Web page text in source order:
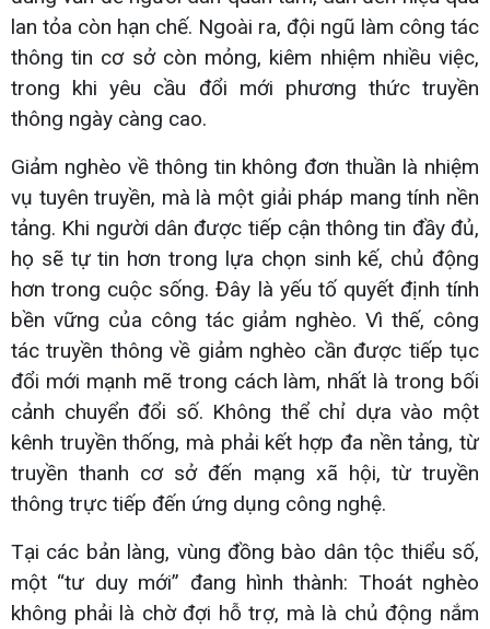
lan tỏa còn hạn chế. Ngoài ra, đội ngũ làm công tác
thông tin cơ sở còn mỏng, kiêm nhiệm nhiều việc,
trong khi yêu cầu đổi mới phương thức truyền
thông ngày càng cao.
Giảm nghèo về thông tin không đơn thuần là nhiệm
vụ tuyên truyền, mà là một giải pháp mang tính nền
tảng. Khi người dân được tiếp cận thông tin đầy đủ,
họ sẽ tự tin hơn trong lựa chọn sinh kế, chủ động
hơn trong cuộc sống. Đây là yếu tố quyết định tính
bền vững của công tác giảm nghèo. Vì thế, công
tác truyền thông về giảm nghèo cần được tiếp tục
đổi mới mạnh mẽ trong cách làm, nhất là trong bối
cảnh chuyển đổi số. Không thể chỉ dựa vào một
kênh truyền thống, mà phải kết hợp đa nền tảng, từ
truyền thanh cơ sở đến mạng xã hội, từ truyền
thông trực tiếp đến ứng dụng công nghệ.
Tại các bản làng, vùng đồng bào dân tộc thiểu số,
một “tư duy mới” đang hình thành: Thoát nghèo
không phải là chờ đợi hỗ trợ, mà là chủ động nắm